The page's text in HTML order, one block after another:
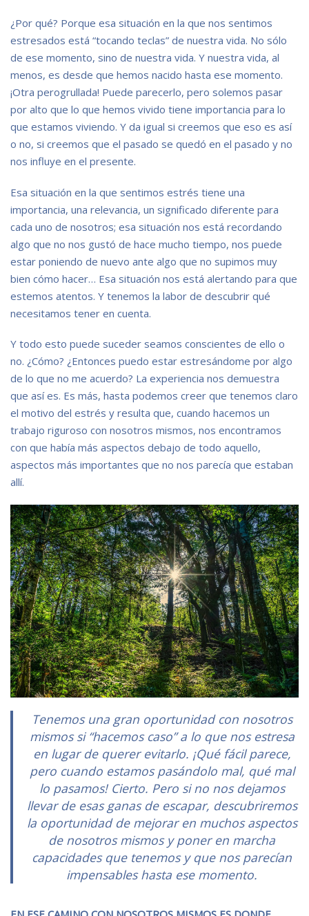
¿Por qué? Porque esa situación en la que nos sentimos
estresados está “tocando teclas” de nuestra vida. No sólo
de ese momento, sino de nuestra vida. Y nuestra vida, al
menos, es desde que hemos nacido hasta ese momento.
¡Otra perogrullada! Puede parecerlo, pero solemos pasar
por alto que lo que hemos vivido tiene importancia para lo
que estamos viviendo. Y da igual si creemos que eso es así
o no, si creemos que el pasado se quedó en el pasado y no
nos influye en el presente.
Esa situación en la que sentimos estrés tiene una
importancia, una relevancia, un significado diferente para
cada uno de nosotros; esa situación nos está recordando
algo que no nos gustó de hace mucho tiempo, nos puede
estar poniendo de nuevo ante algo que no supimos muy
bien cómo hacer… Esa situación nos está alertando para que
estemos atentos. Y tenemos la labor de descubrir qué
necesitamos tener en cuenta.
Y todo esto puede suceder seamos conscientes de ello o
no. ¿Cómo? ¿Entonces puedo estar estresándome por algo
de lo que no me acuerdo? La experiencia nos demuestra
que así es. Es más, hasta podemos creer que tenemos claro
el motivo del estrés y resulta que, cuando hacemos un
trabajo riguroso con nosotros mismos, nos encontramos
con que había más aspectos debajo de todo aquello,
aspectos más importantes que no nos parecía que estaban
allí.
Tenemos una gran oportunidad con nosotros
mismos si “hacemos caso” a lo que nos estresa
en lugar de querer evitarlo. ¡Qué fácil parece,
pero cuando estamos pasándolo mal, qué mal
lo pasamos! Cierto. Pero si no nos dejamos
llevar de esas ganas de escapar, descubriremos
la oportunidad de mejorar en muchos aspectos
de nosotros mismos y poner en marcha
capacidades que tenemos y que nos parecían
impensables hasta ese momento.